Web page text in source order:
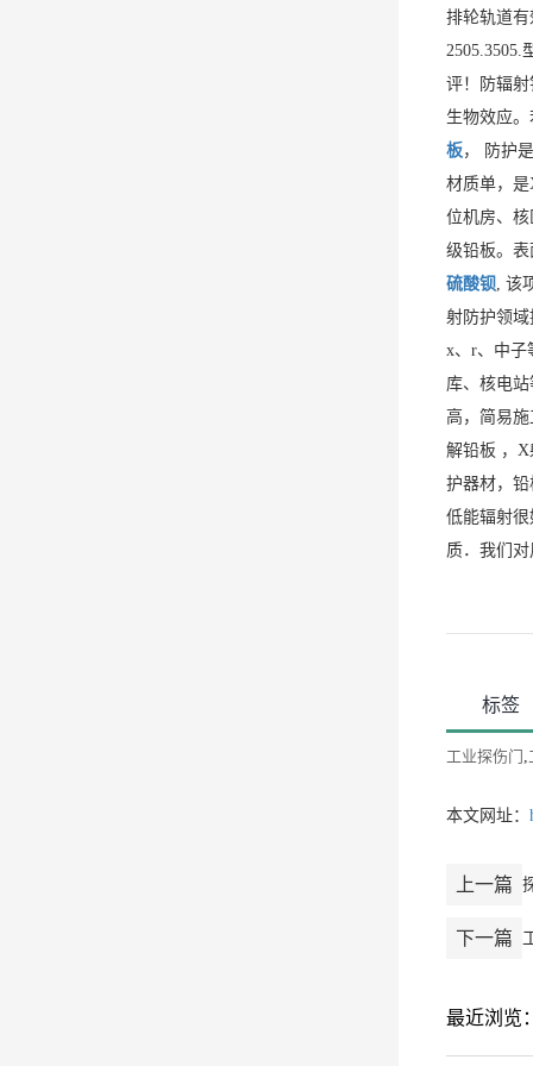
排轮轨道
2505.3505.
评！防辐
生物效应
板， 防护
材质单，
位机房、
级铅板。
硫酸钡, 该
射防护领
x、r、中子
库、核电
高，简易施
解铅板 ，X
护器材，
低能辐射
质．我们对
标签
工业探伤门 ,
本文网址：
上一篇
下一篇
最近浏览：